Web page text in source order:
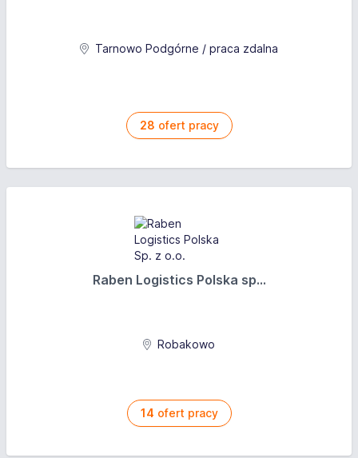
Tarnowo Podgórne / praca zdalna
28 ofert pracy
Raben Logistics Polska sp...
Robakowo
14 ofert pracy